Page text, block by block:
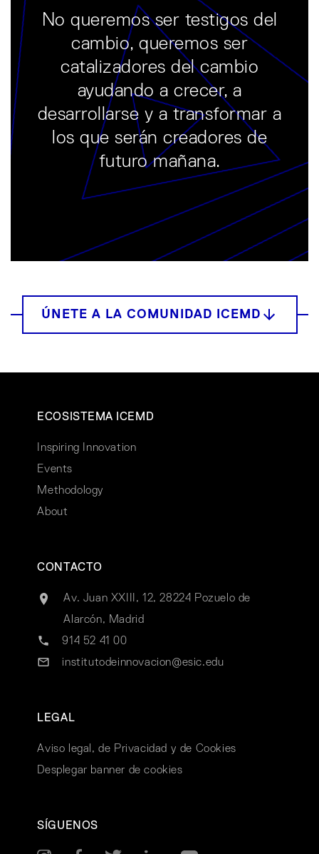
No queremos ser testigos del
cambio, queremos ser
catalizadores del cambio
ayudando a crecer, a
desarrollarse y a transformar a
los que serán creadores de
futuro mañana.
ECOSISTEMA ICEMD
Inspiring Innovation
Events
Methodology
About
CONTACTO
Av. Juan XXIII, 12, 28224 Pozuelo de
Alarcón, Madrid
914 52 41 00
institutodeinnovacion@esic.edu
LEGAL
Aviso legal, de Privacidad y de Cookies
Desplegar banner de cookies
SÍGUENOS